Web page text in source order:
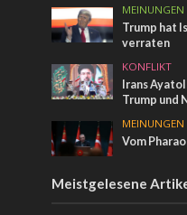
MEINUNGEN
Trump hat
verraten
KONFLIKT
Irans
Trump und
MEINUNGEN
Vom
Meistgelesene